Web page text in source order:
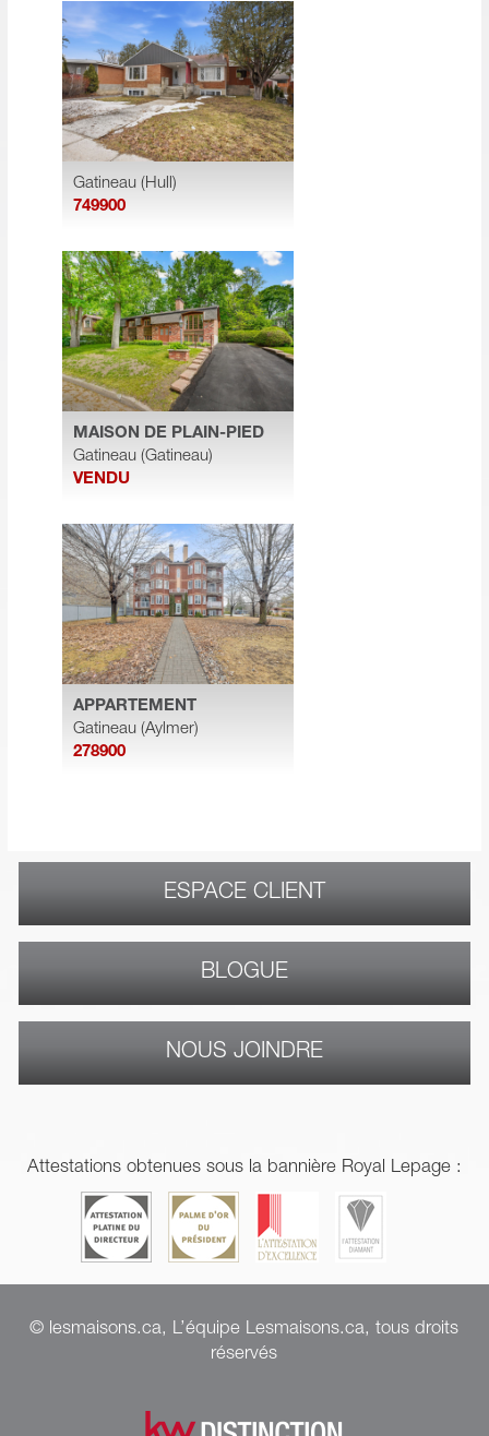
Gatineau (Hull)
749900
MAISON DE PLAIN-PIED
Gatineau (Gatineau)
VENDU
APPARTEMENT
Gatineau (Aylmer)
278900
ESPACE CLIENT
BLOGUE
NOUS JOINDRE
Attestations obtenues sous la bannière Royal Lepage :
© lesmaisons.ca, L’équipe Lesmaisons.ca, tous droits
réservés